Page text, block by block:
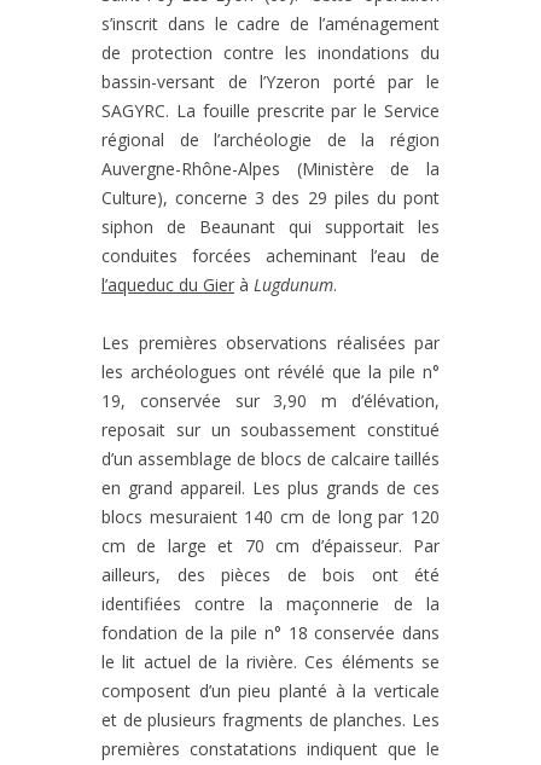
s’inscrit dans le cadre de l’aménagement
de protection contre les inondations du
bassin-versant de l’Yzeron porté par le
SAGYRC. La fouille prescrite par le Service
régional de l’archéologie de la région
Auvergne-Rhône-Alpes (Ministère de la
Culture), concerne 3 des 29 piles du pont
siphon de Beaunant qui supportait les
conduites forcées acheminant l’eau de
l’aqueduc du Gier à Lugdunum.
Les premières observations réalisées par
les archéologues ont révélé que la pile n°
19, conservée sur 3,90 m d’élévation,
reposait sur un soubassement constitué
d’un assemblage de blocs de calcaire taillés
en grand appareil. Les plus grands de ces
blocs mesuraient 140 cm de long par 120
cm de large et 70 cm d’épaisseur. Par
ailleurs, des pièces de bois ont été
identifiées contre la maçonnerie de la
fondation de la pile n° 18 conservée dans
le lit actuel de la rivière. Ces éléments se
composent d’un pieu planté à la verticale
et de plusieurs fragments de planches. Les
premières constatations indiquent que le